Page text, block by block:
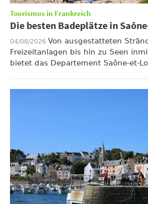
Tourismus in Frankreich
Die besten Badeplätze in
04/08/2026 Von ausgestatteten
Freizeitanlagen bis hin zu Seen
bietet das Departement Saône-et-